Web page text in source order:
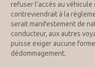
refuser l’accès au
contreviendrait à la
serait manifestement de
conducteur, aux autres
puisse exiger aucune
dédommagement.